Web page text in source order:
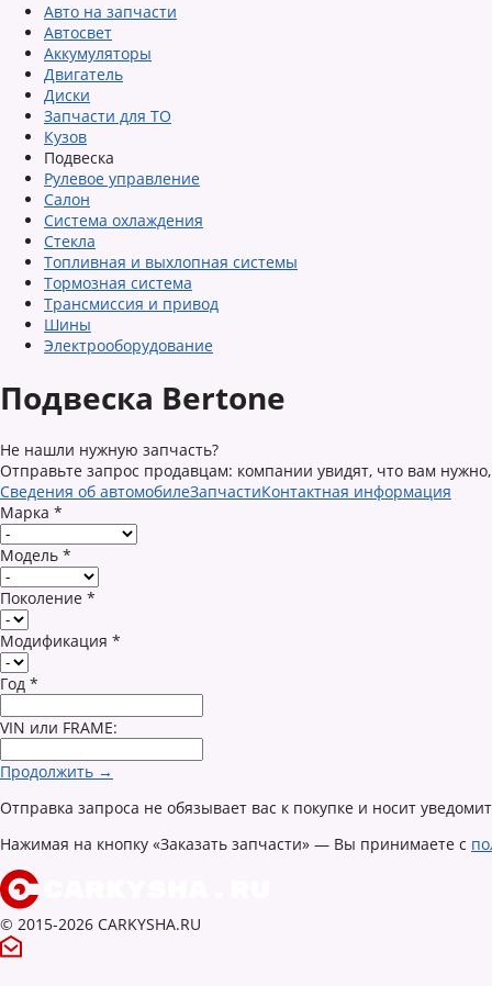
Авто на запчасти
Автосвет
Аккумуляторы
Двигатель
Диски
Запчасти для ТО
Кузов
Подвеска
Рулевое управление
Салон
Система охлаждения
Стекла
Топливная и выхлопная системы
Тормозная система
Трансмиссия и привод
Шины
Электрооборудование
Подвеска Bertone
Не нашли нужную запчасть?
Отправьте запрос продавцам: компании увидят, что вам
Сведения об автомобилеЗапчастиКонтактная информация
Марка *
Модель *
Поколение *
Модификация *
Год *
VIN или FRAME:
Продолжить →
Отправка запроса не обязывает вас к покупке и носит
Нажимая на кнопку «Заказать запчасти» — Вы принимаете с
© 2015-2026 CARKYSHA.RU